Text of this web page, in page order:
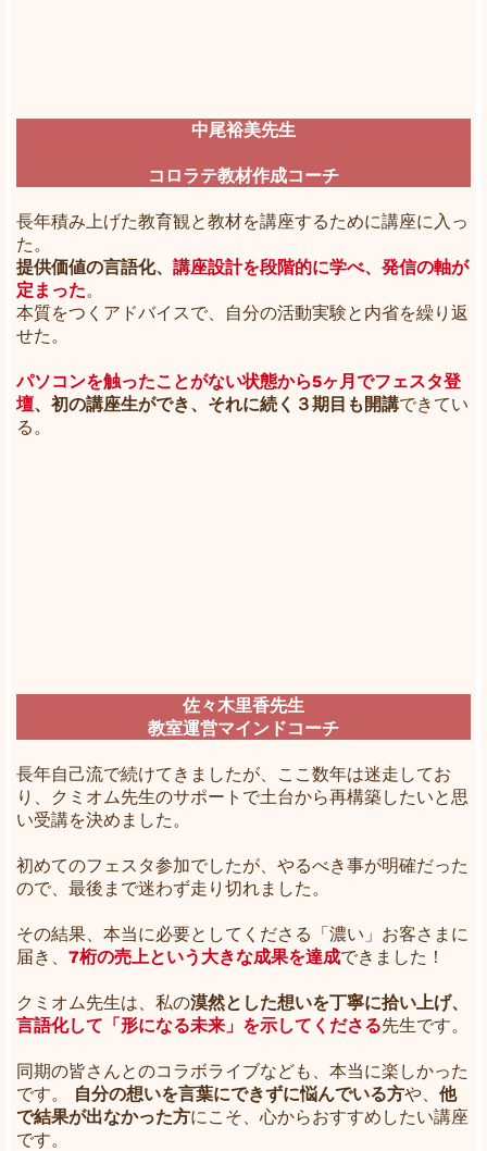
中尾裕美先生
コロラテ教材作成コーチ
長年積み上げた教育観と教材を講座するために講座に入っ
た。
提供価値の言語化、 講座設計を段階的に学べ、発信の軸が
定まった。
本質をつくアドバイスで、自分の活動実験と内省を繰り返
せた。
パソコンを触ったことがない状態から5ヶ月でフェスタ登
壇、初の講座生ができ、それに続く３期目も開講できてい
る。
佐々木里香先生
教室運営マインドコーチ
長年自己流で続けてきましたが、ここ数年は迷走してお
り、クミオム先生のサポートで土台から再構築したいと思
い受講を決めました。
初めてのフェスタ参加でしたが、やるべき事が明確だった
ので、最後まで迷わず走り切れました。
その結果、本当に必要としてくださる「濃い」お客さまに
届き、 7桁の売上という大きな成果を達成できました！
クミオム先生は、私の漠然とした想いを丁寧に拾い上げ、
言語化して「形になる未来」を示してくださる先生です。
同期の皆さんとのコラボライブなども、本当に楽しかった
です。
自分の想いを言葉にできずに悩んでいる方や、 他
で結果が出なかった方にこそ、心からおすすめしたい講座
です。